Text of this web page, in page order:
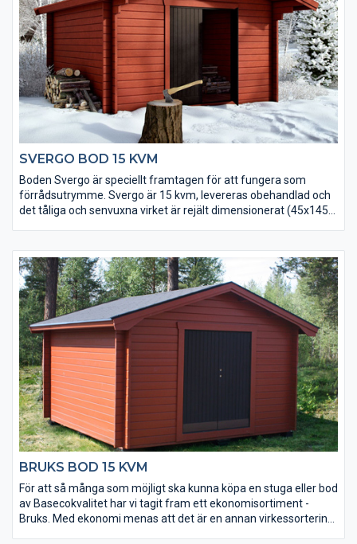
(45x145 mm)
• Levereras med dubbeldörr
• Fönster och extra timmervarv kan köpas till
• Takpaket med eller utan shingel kan köpas till
SVERGO BOD 15 KVM
Boden Svergo är speciellt framtagen för att fungera som
förrådsutrymme. Svergo är 15 kvm, levereras obehandlad och
det tåliga och senvuxna virket är rejält dimensionerat (45x145
• Golvet är 25 mm tjockt för att tåla extra tung belastning.
• Dörren är en dubbeldörr med en förstärkt låskolv.
• Taket utgörs av en slätspontspanel som är ändspontad.
• Golvet och takpanelen är möbeltorr vilket ger god
formstabilitet.
• Golvet är ändspontat för enkel montering.
BRUKS BOD 15 KVM
För att så många som möjligt ska kunna köpa en stuga eller bod
av Basecokvalitet har vi tagit fram ett ekonomisortiment -
Bruks. Med ekonomi menas att det är en annan virkessortering.